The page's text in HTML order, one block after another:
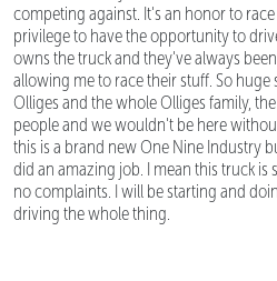
competing against. It's an honor to
privilege to have the opportunity to
owns the truck and they've always
allowing me to race their stuff. So huge
Olliges and the whole Olliges family,
people and we wouldn't be here
this is a brand new One Nine Industry
did an amazing job. I mean this truck is
no complaints. I will be starting and
driving the whole thing.